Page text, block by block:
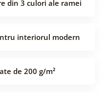
din 3 culori ale ramei
interiorul modern
de 200 g/m²